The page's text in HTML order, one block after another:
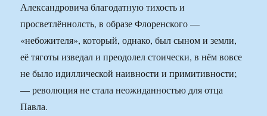
Александровича благодатную тихость и
просветлённолсть, в образе Флоренского —
«небожителя», который, однако, был сыном и земли,
её тяготы изведал и преодолел стоически, в нём вовсе
не было идиллической наивности и примитивности;
— революция не стала неожиданностью для отца
Павла.